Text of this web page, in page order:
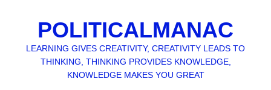
POLITICALMANAC
LEARNING GIVES CREATIVITY, CREATIVITY LEADS TO
THINKING, THINKING PROVIDES KNOWLEDGE,
KNOWLEDGE MAKES YOU GREAT